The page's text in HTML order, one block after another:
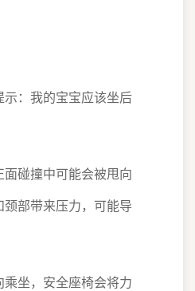
示：我的宝宝应该坐后
面碰撞中可能会被甩向
部带来压力，可能导
坐，安全座椅会将力